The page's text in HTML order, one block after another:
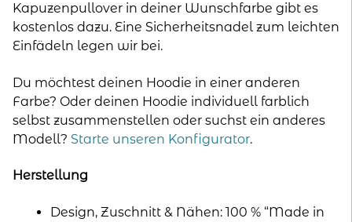
Kapuzenpullover in deiner Wunschfarbe gibt es
kostenlos dazu. Eine Sicherheitsnadel zum leichten
Einfädeln legen wir bei.
Du möchtest deinen Hoodie in einer anderen
Farbe? Oder deinen Hoodie individuell farblich
selbst zusammenstellen oder suchst ein anderes
Modell? Starte unseren Konfigurator.
Herstellung
Design, Zuschnitt & Nähen: 100 % “Made in